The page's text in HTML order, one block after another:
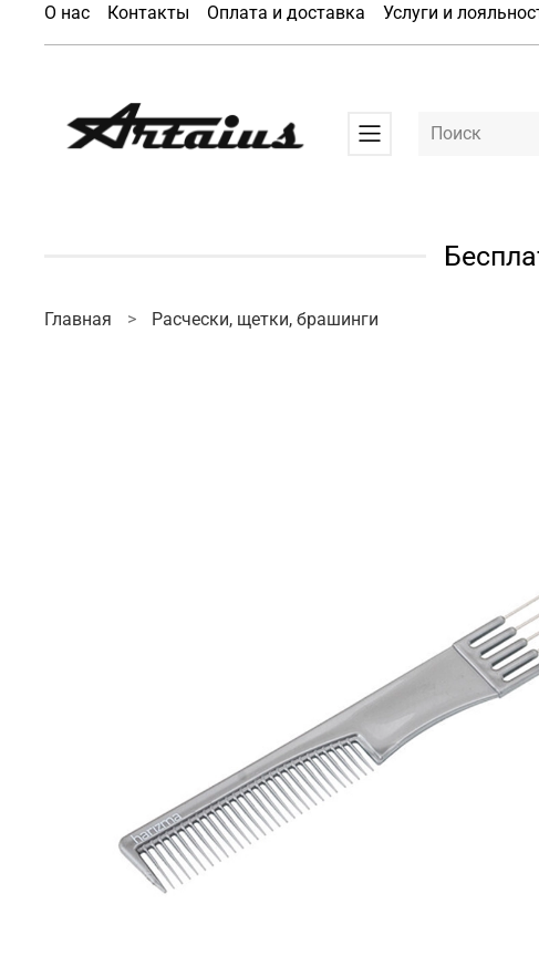
О нас Контакты Оплата и доставка Услуги и
Главная Расчески, щетки, брашинги